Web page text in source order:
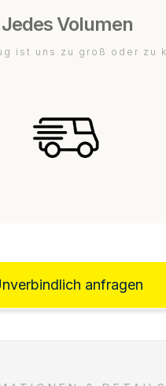
Jedes Volumen
ist uns zu groß oder zu
anfragen